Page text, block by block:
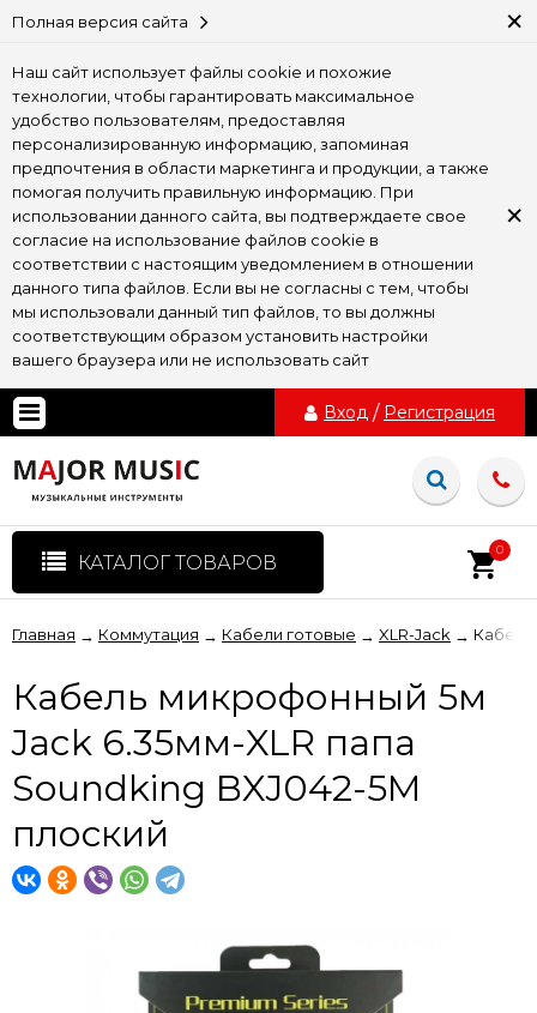
Полная версия сайта ×
Наш сайт использует файлы cookie и похожие
технологии, чтобы гарантировать максимальное
удобство пользователям, предоставляя
персонализированную информацию, запоминая
предпочтения в области маркетинга и продукции, а также
помогая получить правильную информацию. При
использовании данного сайта, вы подтверждаете свое
согласие на использование файлов cookie в
соответствии с настоящим уведомлением в отношении
данного типа файлов. Если вы не согласны с тем, чтобы
мы использовали данный тип файлов, то вы должны
соответствующим образом установить настройки
вашего браузера или не использовать сайт
×
Вход / Регистрация
КАТАЛОГ ТОВАРОВ
0
Главная → Коммутация → Кабели готовые → XLR-Jack → Кабель
Кабель микрофонный 5м
Jack 6.35мм-XLR папа
Soundking BXJ042-5M
плоский